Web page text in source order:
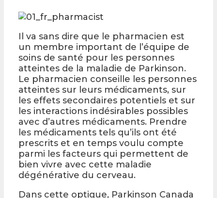
Il va sans dire que le pharmacien est
un membre important de l’équipe de
soins de santé pour les personnes
atteintes de la maladie de Parkinson.
Le pharmacien conseille les personnes
atteintes sur leurs médicaments, sur
les effets secondaires potentiels et sur
les interactions indésirables possibles
avec d’autres médicaments. Prendre
les médicaments tels qu’ils ont été
prescrits et en temps voulu compte
parmi les facteurs qui permettent de
bien vivre avec cette maladie
dégénérative du cerveau.
Dans cette optique, Parkinson Canada